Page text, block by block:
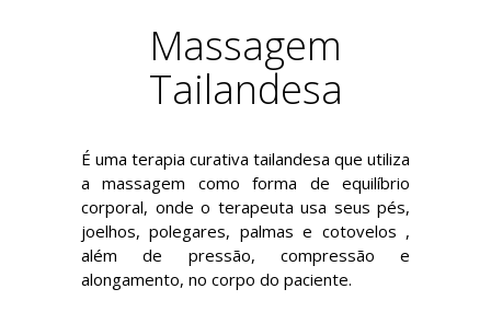
Massagem
Tailandesa
É uma terapia curativa tailandesa que utiliza
a massagem como forma de equilíbrio
corporal, onde o terapeuta usa seus pés,
joelhos, polegares, palmas e cotovelos ,
além de pressão, compressão e
alongamento, no corpo do paciente.